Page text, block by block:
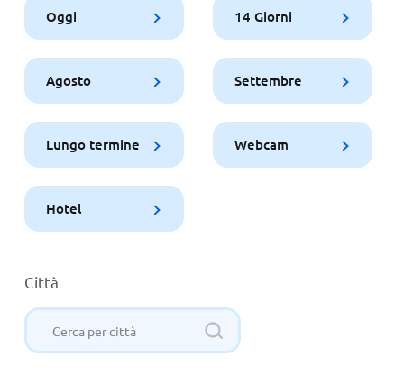
Oggi 14 Giorni
Agosto Settembre
Lungo termine Webcam
Hotel
Città